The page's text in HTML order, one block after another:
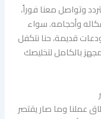
وتواصل معنا فوراً،
وأحجامه. سواء
قديمة، حنا نتكفل
بالكامل لتخليصك
عملنا وما صار يقتصر